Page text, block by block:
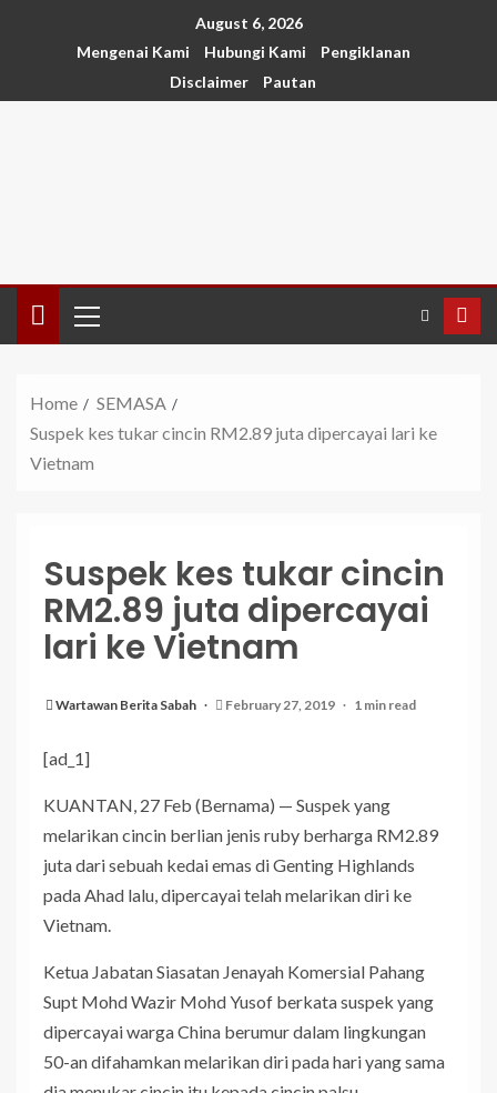
August 6, 2026
Mengenai Kami
Hubungi Kami
Pengiklanan
Disclaimer
Pautan
Home
SEMASA
Suspek kes tukar cincin RM2.89 juta dipercayai lari ke
Vietnam
Suspek kes tukar cincin
RM2.89 juta dipercayai
lari ke Vietnam
Wartawan Berita Sabah February 27, 2019 1 min read
[ad_1]
KUANTAN, 27 Feb (Bernama) — Suspek yang
melarikan cincin berlian jenis ruby berharga RM2.89
juta dari sebuah kedai emas di Genting Highlands
pada Ahad lalu, dipercayai telah melarikan diri ke
Vietnam.
Ketua Jabatan Siasatan Jenayah Komersial Pahang
Supt Mohd Wazir Mohd Yusof berkata suspek yang
dipercayai warga China berumur dalam lingkungan
50-an difahamkan melarikan diri pada hari yang sama